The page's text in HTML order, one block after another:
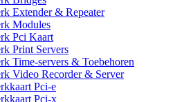
Extender & Repeater
Modules
Pci Kaart
Print Servers
Time-servers & Toebehoren
Video Recorder & Server
Pci-e
Pci-x